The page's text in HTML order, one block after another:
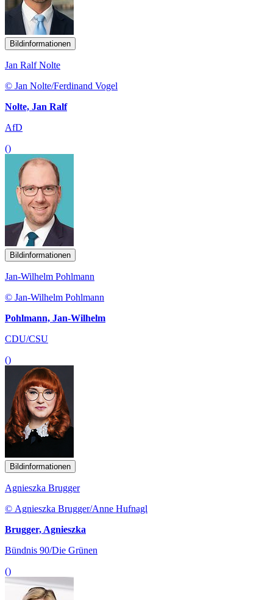
Bildinformationen
Jan Ralf Nolte
© Jan Nolte/Ferdinand Vogel
Nolte, Jan Ralf
AfD
()
Bildinformationen
Jan-Wilhelm Pohlmann
© Jan-Wilhelm Pohlmann
Pohlmann, Jan-Wilhelm
CDU/CSU
()
Bildinformationen
Agnieszka Brugger
© Agnieszka Brugger/Anne Hufnagl
Brugger, Agnieszka
Bündnis 90/Die Grünen
()